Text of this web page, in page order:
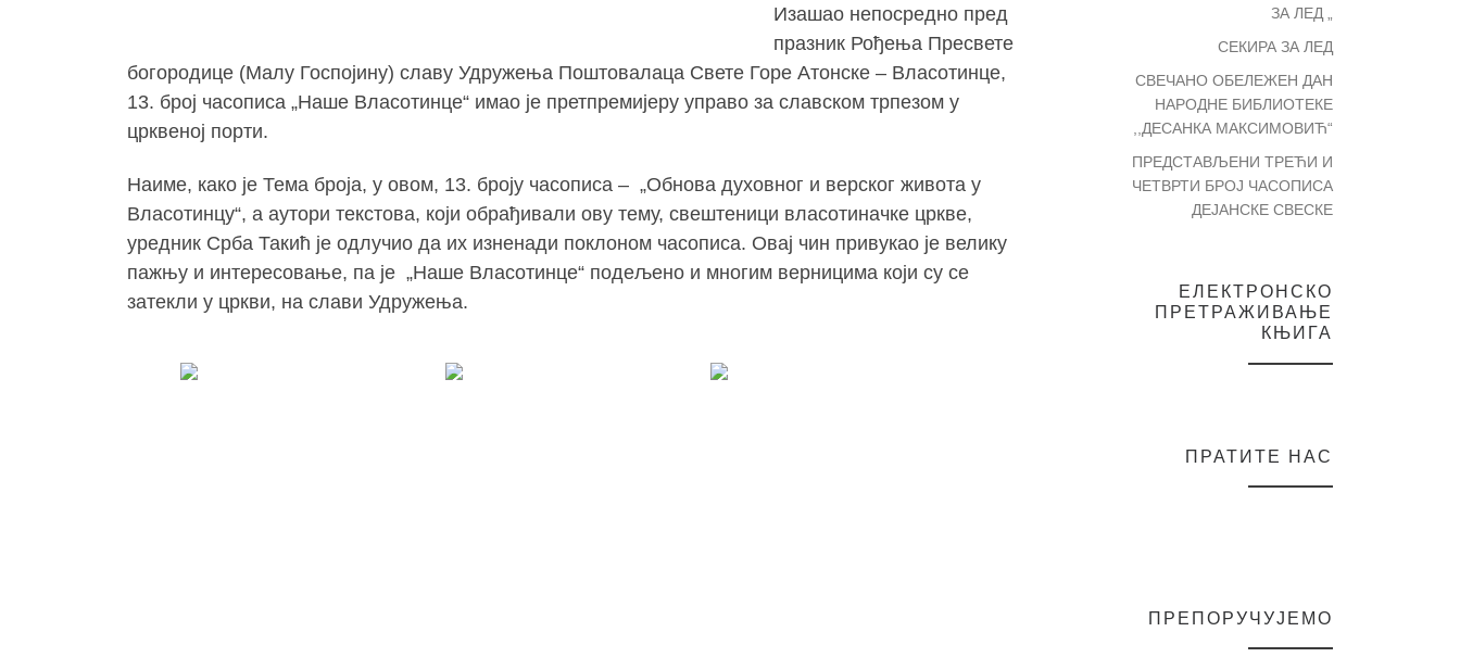
Изашао непосредно пред
празник Рођења Пресвете
богородице (Малу Госпојину) славу Удружења Поштовалаца Свете Горе Атонске – Власотинце,
13. број часописа „Наше Власотинце“ имао је претпремијеру управо за славском трпезом у
црквеној порти.
Наиме, како је Тема броја, у овом, 13. броју часописа – „Обнова духовног и верског живота у
Власотинцу“, а аутори текстова, који обрађивали ову тему, свештеници власотиначке цркве,
уредник Срба Такић је одлучио да их изненади поклоном часописа. Овај чин привукао је велику
пажњу и интересовање, па је „Наше Власотинце“ подељено и многим верницима који су се
затекли у цркви, на слави Удружења.
ЗА ЛЕД „
СЕКИРА ЗА ЛЕД
СВЕЧАНО ОБЕЛЕЖЕН ДАН
НАРОДНЕ БИБЛИОТЕКЕ
,,ДЕСАНКА МАКСИМОВИЋ“
ПРЕДСТАВЉЕНИ ТРЕЋИ И
ЧЕТВРТИ БРОЈ ЧАСОПИСА
ДЕЈАНСКЕ СВЕСКЕ
ЕЛЕКТРОНСКО
ПРЕТРАЖИВАЊЕ
КЊИГА
ПРАТИТЕ НАС
ПРЕПОРУЧУЈЕМО